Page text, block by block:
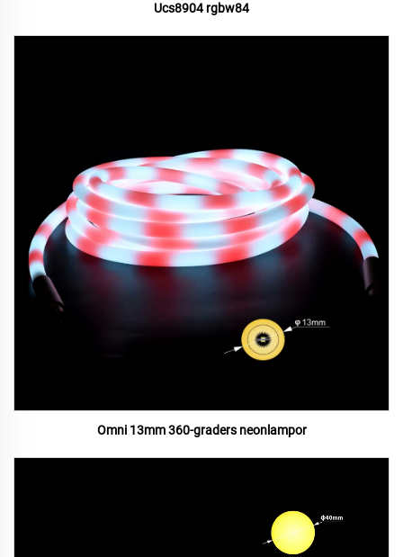
Ucs8904 rgbw84
Omni 13mm 360-graders neonlampor